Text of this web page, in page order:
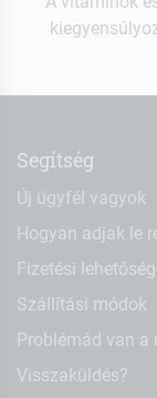
Segítség
Új ügyfél vagyok
Hogyan adjak le
Fizetési
Szállítási módok
Problémád van a
Visszaküldés?